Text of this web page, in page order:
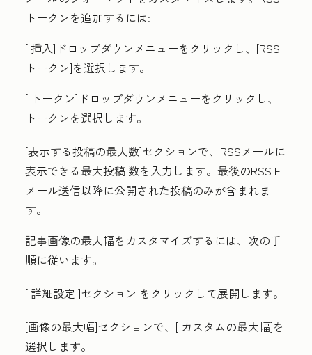
トークンを追加するには:
[ 挿入]ドロップダウンメニューをクリックし、[RSS
トークン]を選択します。
[ トークン]ドロップダウンメニューをクリックし、
トークンを選択します。
[表示する投稿の最大数]セクションで、RSSメールに
表示できる最大投稿 数を入力します。最後のRSS E
メール送信以降に公開された投稿のみが含まれま
す。
記事画像の最大幅をカスタマイズするには、次の手
順に従います。
[ 詳細設定 ]セクション をクリックして展開します。
[画像の最大幅]セクションで、[ カスタムの最大幅]を
選択します。